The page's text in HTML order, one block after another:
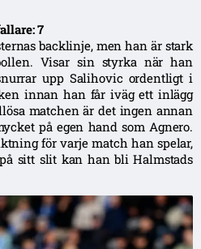
7
backlinje, men han är stark
Visar sin styrka när han
upp Salihovic ordentligt i
innan han får iväg ett inlägg
matchen är det ingen annan
på egen hand som Agnero.
för varje match han spelar,
sitt slit kan han bli Halmstads